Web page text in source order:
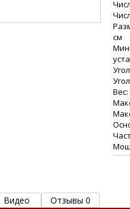
см
Вес:
Видео Отзывы 0